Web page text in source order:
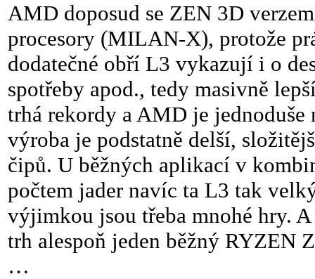
AMD doposud se ZEN 3D
procesory (MILAN-X), protože
dodatečné obří L3 vykazují i o
spotřeby apod., tedy masivně
trhá rekordy a AMD je jednoduše
výroba je podstatně delší,
čipů. U běžných aplikací v
počtem jader navíc ta L3 tak
výjimkou jsou třeba mnohé hry.
trh alespoň jeden běžný RYZEN
…